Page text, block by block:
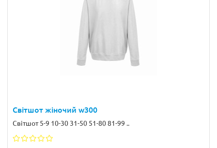
Світшот жіночий w300
Світшот 5-9 10-30 31-50 51-80 81-99 ..